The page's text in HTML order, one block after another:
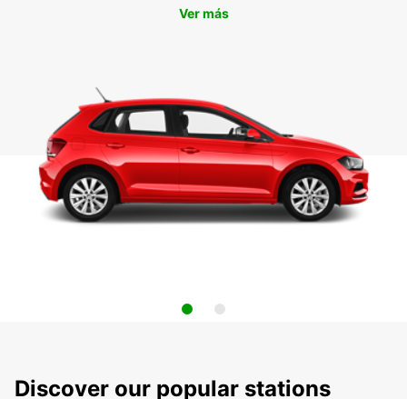
Ver más
Discover our popular stations